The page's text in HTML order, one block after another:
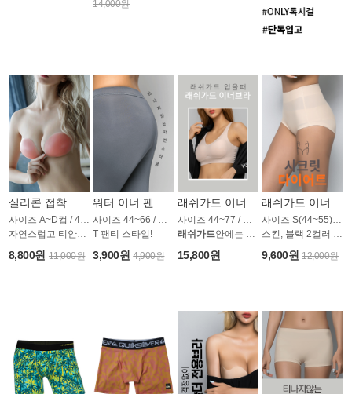
14,000원
사이즈 A~D컵 / 4가지 타입
자연스럽고 티안나게 볼륨업!
8,800원 11,000원
T 팬티 스타일!
3,900원 4,900원
래쉬가드안에는 물론, 모든 일상생활에서도!
15,800원
스킨, 블랙 2컬러 / 미드웨이스트
9,600원 12,000원